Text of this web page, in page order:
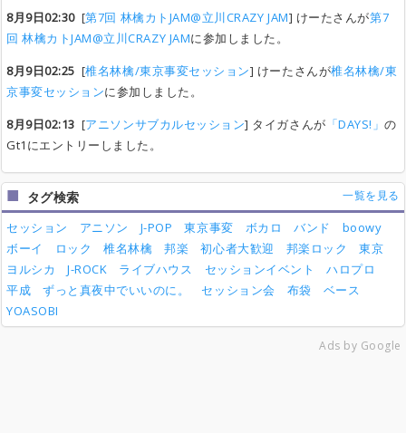
8月9日02:30[第7回 林檎カトJAM@立川CRAZY JAM] けーたさんが第7
回 林檎カトJAM@立川CRAZY JAMに参加しました。
8月9日02:25 [椎名林檎/東京事変セッション] けーたさんが椎名林檎/東
京事変セッションに参加しました。
8月9日02:13 [アニソンサブカルセッション] タイガさんが 「DAYS!」の
Gt1にエントリーしました。
タグ検索 一覧を見る
セッション アニソン J-POP 東京事変 ボカロ バンド
boowy
ボーイ
ロック 椎名林檎 邦楽 初心者大歓迎 邦楽ロック
東京
ヨルシカ
J-ROCK ライブハウス セッションイベント
ハロプロ
平成
ずっと真夜中でいいのに。 セッション会 布袋
ベース
YOASOBI
Ads by Google